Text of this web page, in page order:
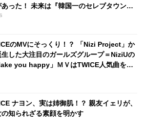
あった！ 未来は『韓国一のセレブタウン』
になるってホント？
のMVにそっくり！？ 「Nizi Project」か
生した大注目のガールズグループ＝NiziUの
you happy」ＭＶはTWICE人気曲を彷
ナヨン、実は姉御肌！？ 親友イェリが、
の知られざる素顔を明かす